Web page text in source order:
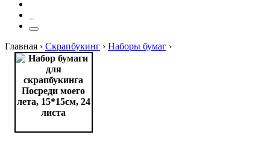
Главная › Скрапбукинг › Наборы бумаг ›